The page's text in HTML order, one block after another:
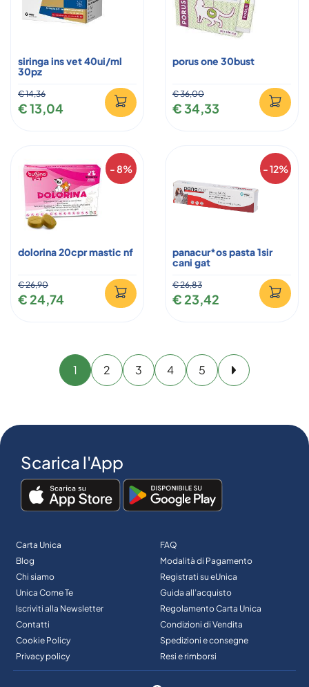
siringa ins vet 40ui/ml
30pz
€ 14,36
€ 13,04
porus one 30bust
€ 36,00
€ 34,33
- 8%
dolorina 20cpr mastic nf
€ 26,90
€ 24,74
- 12%
panacur*os pasta 1sir
cani gat
€ 26,83
€ 23,42
1 2 3 4 5 Avanti
Scarica l'App
Carta Unica
Blog
Chi siamo
Unica Come Te
Iscriviti alla Newsletter
Contatti
Cookie Policy
Privacy policy
FAQ
Modalità di Pagamento
Registrati su eUnica
Guida all’acquisto
Regolamento Carta Unica
Condizioni di Vendita
Spedizioni e consegne
Resi e rimborsi